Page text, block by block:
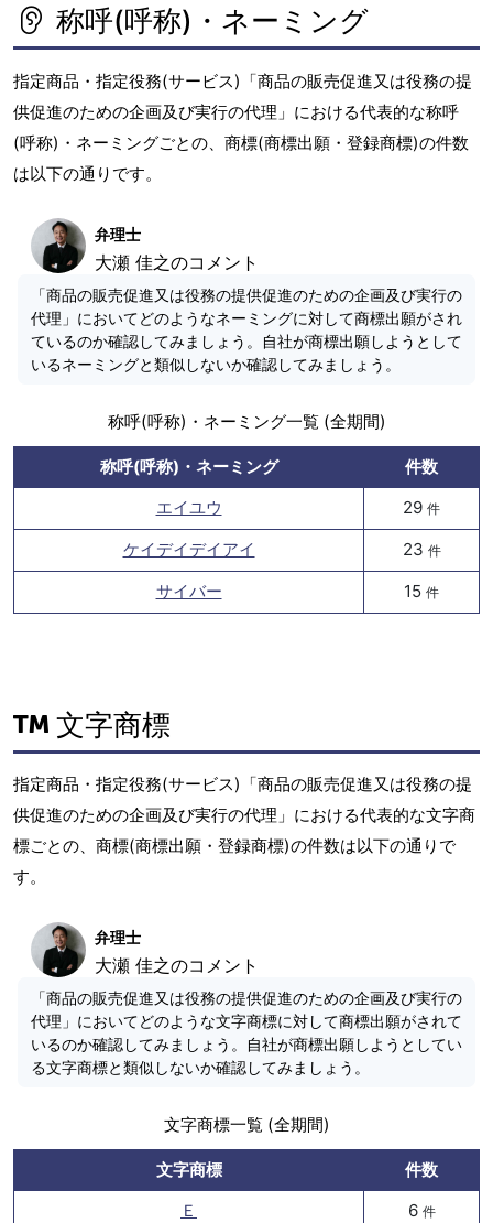
称呼(呼称)・ネーミング
指定商品・指定役務(サービス)「商品の販売促進又は役務の提
供促進のための企画及び実行の代理」における代表的な称呼
(呼称)・ネーミングごとの、商標(商標出願・登録商標)の件数
は以下の通りです。
弁理士
大瀬 佳之のコメント
「商品の販売促進又は役務の提供促進のための企画及び実行の
代理」においてどのようなネーミングに対して商標出願がされ
ているのか確認してみましょう。自社が商標出願しようとして
いるネーミングと類似しないか確認してみましょう。
称呼(呼称)・ネーミング一覧 (全期間)
称呼(呼称)・ネーミング
件数
エイユウ
29 件
ケイデイデイアイ 23 件
サイバー 15 件
文字商標
指定商品・指定役務(サービス)「商品の販売促進又は役務の提
供促進のための企画及び実行の代理」における代表的な文字商
標ごとの、商標(商標出願・登録商標)の件数は以下の通りで
す。
弁理士
大瀬 佳之のコメント
「商品の販売促進又は役務の提供促進のための企画及び実行の
代理」においてどのような文字商標に対して商標出願がされて
いるのか確認してみましょう。自社が商標出願しようとしてい
る文字商標と類似しないか確認してみましょう。
文字商標一覧 (全期間)
文字商標
件数
Ｅ
6 件